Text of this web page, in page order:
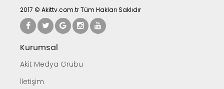
2017 © Akittv.com.tr Tüm Hakları Saklıdır
Kurumsal
Akit Medya Grubu
İletişim